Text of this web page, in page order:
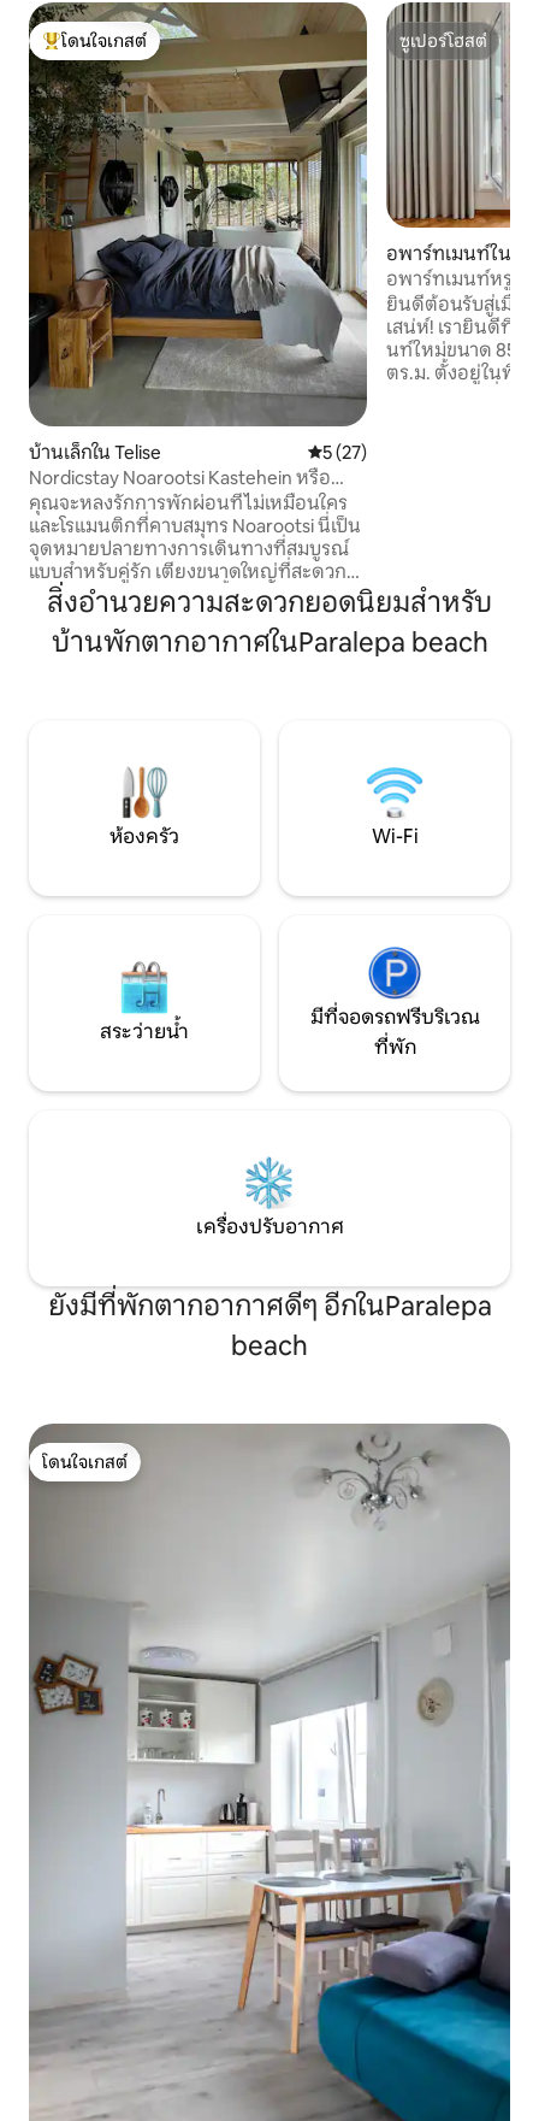
โดนใจเกสต์ที่สุด
โดนใจเกสต์
บ้านเล็กใน Telise คะแนนเฉลี่ย 5 จาก 5, 27 รีวิว
5 (27)
Nordicstay Noarootsi Kastehein หรือ
Loojangu villa
คุณจะหลงรักการพักผ่อนที่ไม่เหมือนใคร
และโรแมนติกที่คาบสมุทร Noarootsi นี่เป็น
จุดหมายปลายทางการเดินทางที่สมบูรณ์
แบบสำหรับคู่รัก เตียงขนาดใหญ่ที่สะดวก
สบายกลางบ้านอ่างอาบน้ำขนาดใหญ่
สำหรับ 2 คนเพื่อเพลิดเพลินกับปาร์ตี้ฟอง
สบู่ ซาวน่าไม้โอ๊คที่ไม่เหมือนใครและเครื่อง
กาแฟเอสเปรสโซคุณภาพสูงของ Jura และ
เพลิดเพลินกับเครื่องดื่มของคุณ! ด้วยความ
ยินดีอย่างยิ่ง!!
ซูเปอร์โฮสต์
ซูเปอร์โฮสต์
อพาร์ทเมนท์ใน ฮา
อพาร์ทเมนท์หรูใน
ยินดีต้อนรับสู่เมือ
เสน่ห์! เรายินดีที่จะต้อนรับคุณในอพาร์ทเม
นท์ใหม่ขนาด 85 ต
ตร.ม. ตั้งอยู่ในพื้น
ฤดูหนาว!
สิ่งอำนวยความสะดวกยอดนิยมสำหรับ
บ้านพักตากอากาศในParalepa beach
ห้องครัว Wi-Fi
สระว่ายน้ำ
มีที่จอดรถฟรีบริเวณ
ที่พัก
เครื่องปรับอากาศ
ยังมีที่พักตากอากาศดีๆ อีกในParalepa
beach
โดนใจเกสต์
โดนใจเกสต์